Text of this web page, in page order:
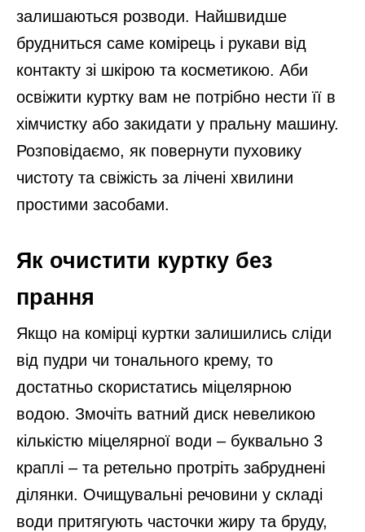
залишаються розводи. Найшвидше
брудниться саме комірець і рукави від
контакту зі шкірою та косметикою. Аби
освіжити куртку вам не потрібно нести її в
хімчистку або закидати у пральну машину.
Розповідаємо, як повернути пуховику
чистоту та свіжість за лічені хвилини
простими засобами.
Як очистити куртку без
прання
Якщо на комірці куртки залишились сліди
від пудри чи тонального крему, то
достатньо скористатись міцелярною
водою. Змочіть ватний диск невеликою
кількістю міцелярної води – буквально 3
краплі – та ретельно протріть забруднені
ділянки. Очищувальні речовини у складі
води притягують часточки жиру та бруду,